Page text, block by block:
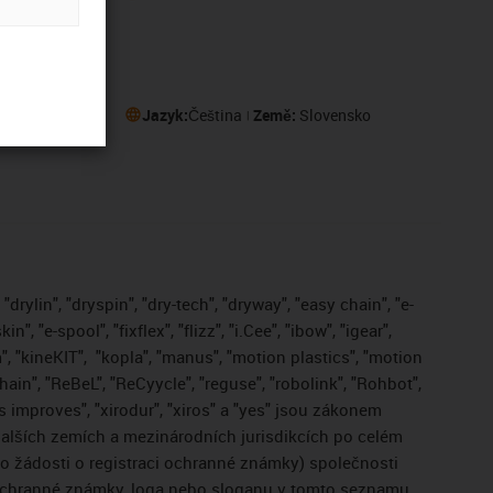
Jazyk:Čeština Země: Slovensko
"dryspin", "dry-tech", "dryway", "easy chain", "e-
"e-spool", "fixflex", "flizz", "i.Cee", "ibow", "igear",
"kineKIT", "kopla", "manus", "motion plastics", "motion
"ReBeL", "ReCyycle", "reguse", "robolink", "Rohbot",
"xirodur", "xiros" a "yes" jsou zákonem
zemích a mezinárodních jurisdikcích po celém
žádosti o registraci ochranné známky) společnosti
známky, loga nebo sloganu v tomto seznamu